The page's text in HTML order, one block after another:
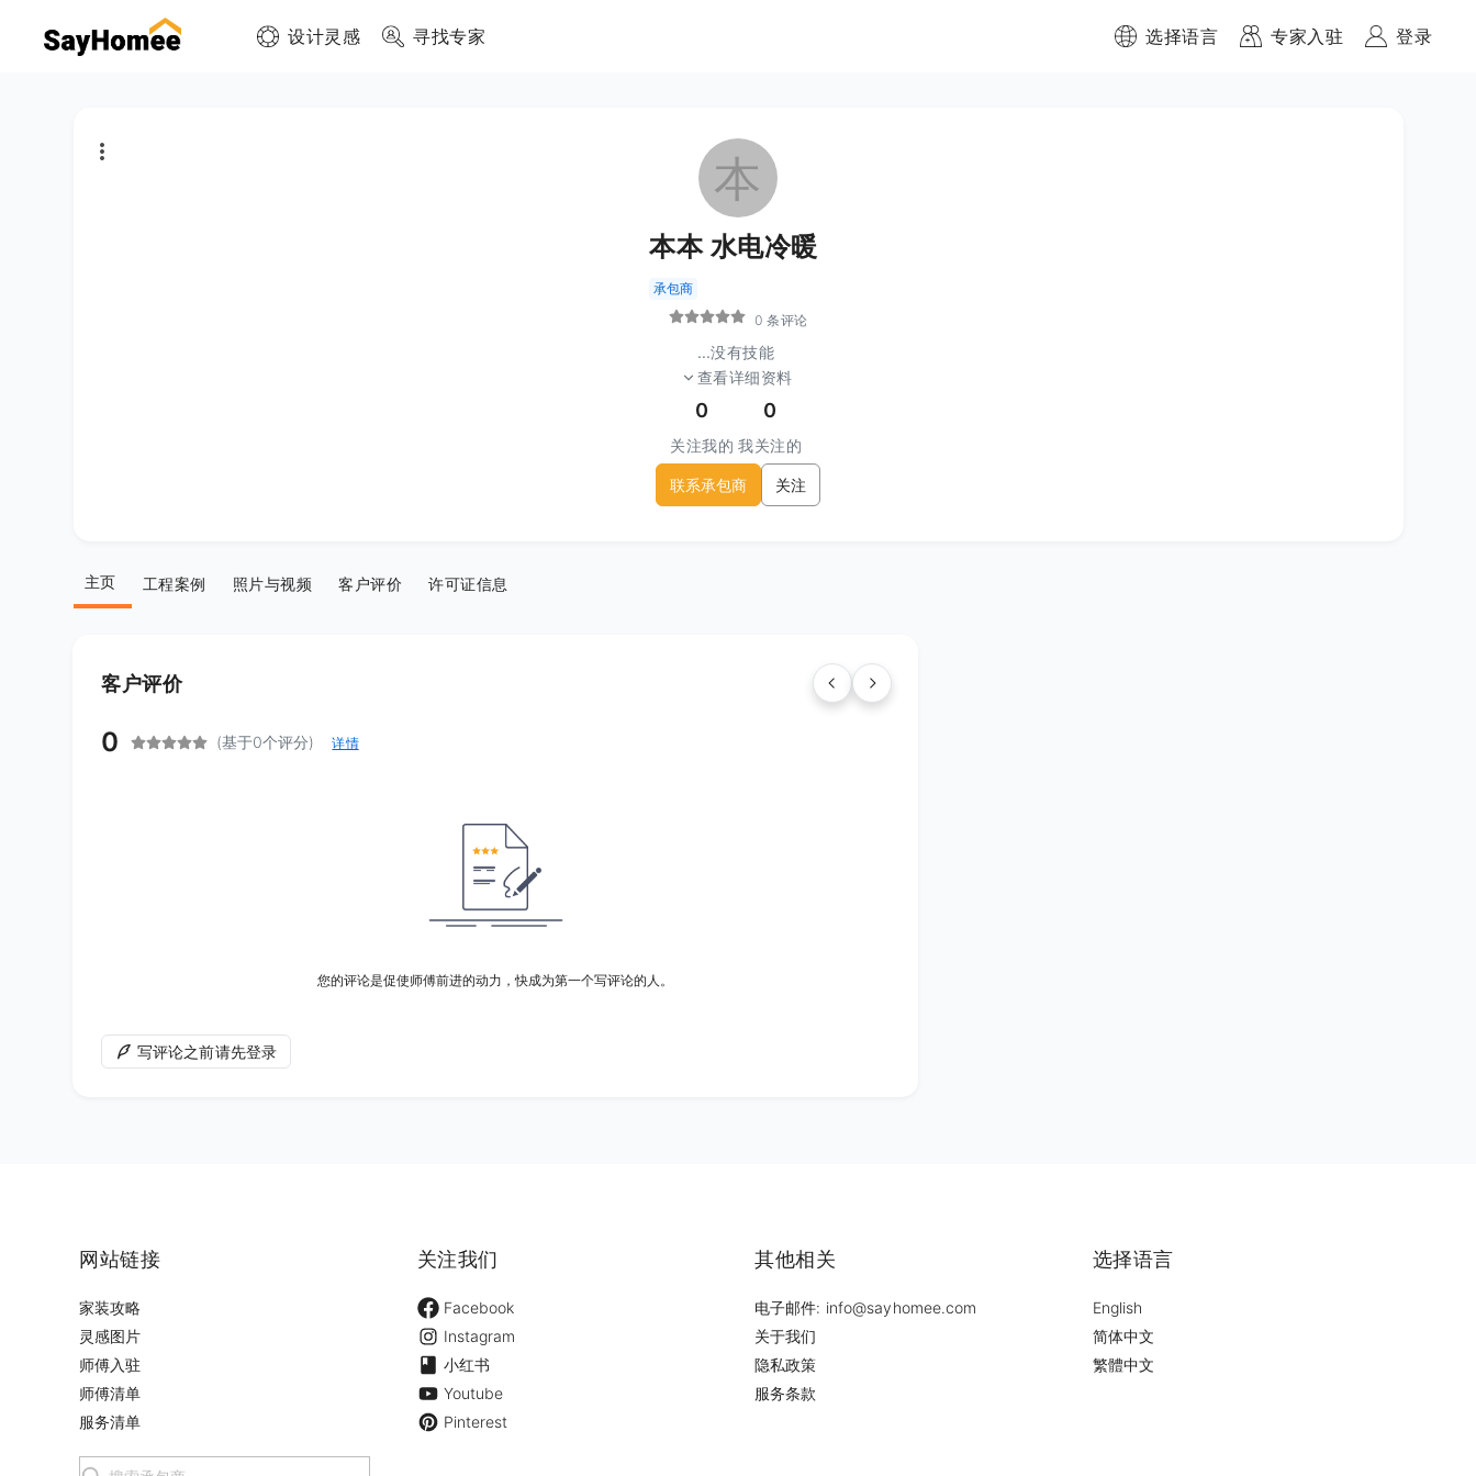
设计灵感 寻找专家 选择语言 专家入驻 登录
本
本本 水电冷暖
承包商
0 条评论
...没有技能
查看详细资料
0
关注我的
0
我关注的
联系承包商 关注
主页 工程案例 照片与视频 客户评价 许可证信息
客户评价
0 (基于0个评分) 详情
您的评论是促使师傅前进的动力，快成为第一个写评论的人。
写评论之前请先登录
网站链接
家装攻略
灵感图片
师傅入驻
师傅清单
服务清单
关注我们
Facebook
Instagram
小红书
Youtube
Pinterest
其他相关
电子邮件: info@sayhomee.com
关于我们
隐私政策
服务条款
选择语言
English
简体中文
繁體中文